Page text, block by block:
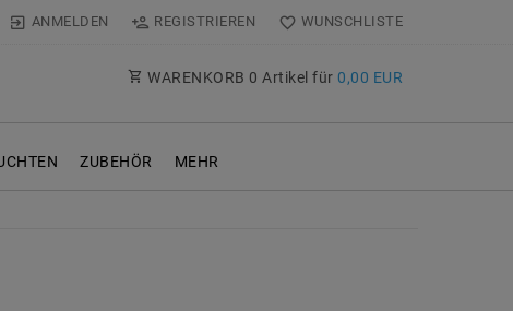
ANMELDEN REGISTRIEREN WUNSCHLISTE
WARENKORB 0 Artikel für 0,00 EUR
ZUBEHÖR MEHR